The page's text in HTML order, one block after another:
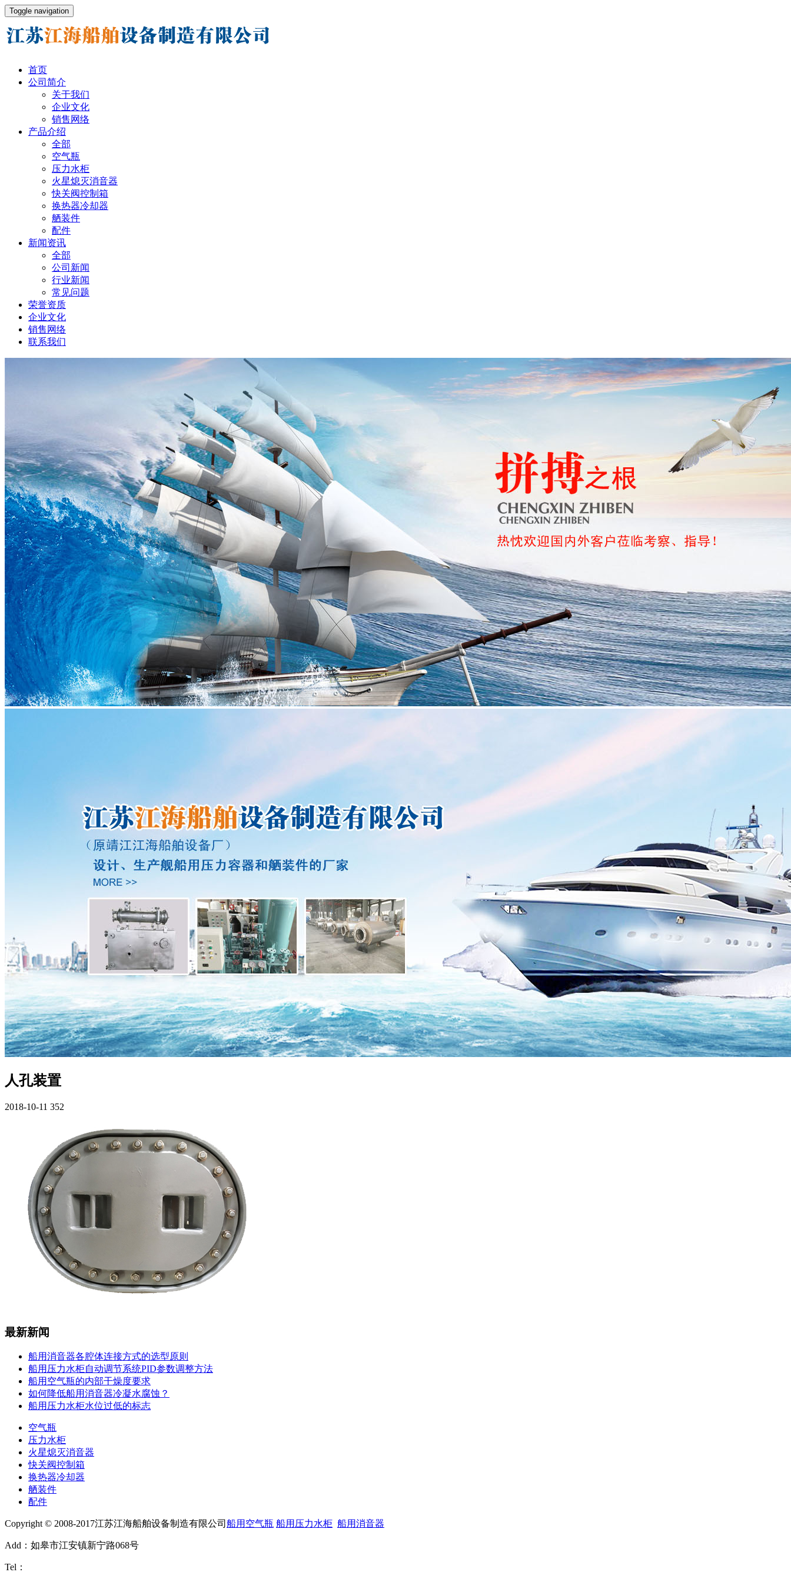
Toggle navigation
首页
公司简介
关于我们
企业文化
销售网络
产品介绍
全部
空气瓶
压力水柜
火星熄灭消音器
快关阀控制箱
换热器冷却器
舾装件
配件
新闻资讯
全部
公司新闻
行业新闻
常见问题
荣誉资质
企业文化
销售网络
联系我们
人孔装置
2018-10-11 352
最新新闻
船用消音器各腔体连接方式的选型原则
船用压力水柜自动调节系统PID参数调整方法
船用空气瓶的内部干燥度要求
如何降低船用消音器冷凝水腐蚀？
船用压力水柜水位过低的标志
空气瓶
压力水柜
火星熄灭消音器
快关阀控制箱
换热器冷却器
舾装件
配件
Copyright © 2008-2017江苏江海船舶设备制造有限公司 船用空气瓶 船用压力水柜 船用消音器
Add：如皋市江安镇新宁路068号
Tel：